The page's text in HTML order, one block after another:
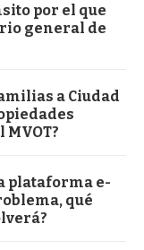
por el que
general de
a Ciudad
MVOT?
plataforma e-
qué